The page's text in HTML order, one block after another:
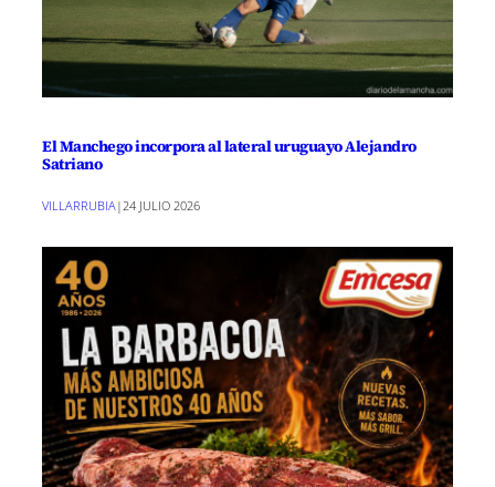
El Manchego incorpora al lateral uruguayo Alejandro
Satriano
VILLARRUBIA|24 JULIO 2026